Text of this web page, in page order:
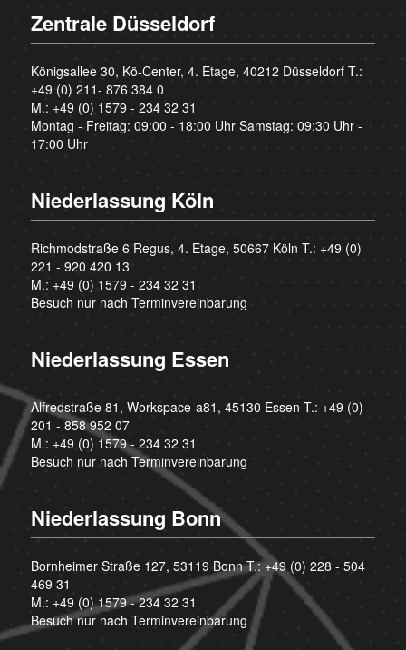
Zentrale Düsseldorf
Königsallee 30, Kö-Center, 4. Etage, 40212 Düsseldorf T.:
+49 (0) 211- 876 384 0
M.: +49 (0) 1579 - 234 32 31
Montag - Freitag: 09:00 - 18:00 Uhr Samstag: 09:30 Uhr -
17:00 Uhr
Niederlassung Köln
Richmodstraße 6 Regus, 4. Etage, 50667 Köln T.: +49 (0)
221 - 920 420 13
M.: +49 (0) 1579 - 234 32 31
Besuch nur nach Terminvereinbarung
Niederlassung Essen
Alfredstraße 81, Workspace-a81, 45130 Essen T.: +49 (0)
201 - 858 952 07
M.: +49 (0) 1579 - 234 32 31
Besuch nur nach Terminvereinbarung
Niederlassung Bonn
Bornheimer Straße 127, 53119 Bonn T.:+49 (0) 228 - 504
469 31
M.: +49 (0) 1579 - 234 32 31
Besuch nur nach Terminvereinbarung